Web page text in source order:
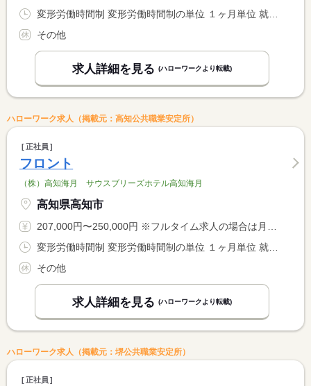
その他
求人詳細を見る (ハローワークより転載)
ハローワーク求人（掲載元：高知公共職業安定所）
正社員
フロント
（株）高知海月 サウスブリーズホテル高知海月
高知県高知市
207,000円〜250,000円 ※フルタイム求人の場合は月額（換算額）、パート求人の場合は時間額を表示しています。
その他
求人詳細を見る (ハローワークより転載)
ハローワーク求人（掲載元：堺公共職業安定所）
正社員